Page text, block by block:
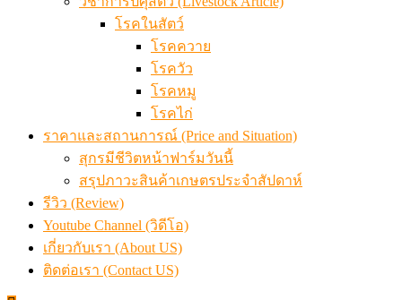
โรคในสัตว์
โรคควาย
โรควัว
โรคหมู
โรคไก่
ราคาและสถานการณ์ (Price and Situation)
สุกรมีชีวิตหน้าฟาร์มวันนี้
สรุปภาวะสินค้าเกษตรประจำสัปดาห์
รีวิว (Review)
Youtube Channel (วิดีโอ)
เกี่ยวกับเรา (About US)
ติดต่อเรา (Contact US)